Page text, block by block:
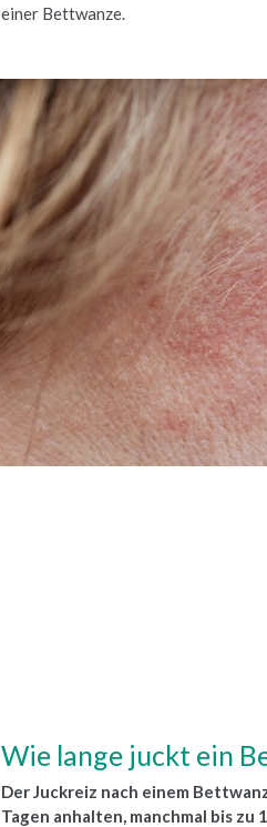
einer Bettwanze.
Wie lange juckt ein
Der Juckreiz nach einem
Tagen anhalten, manchmal bis zu